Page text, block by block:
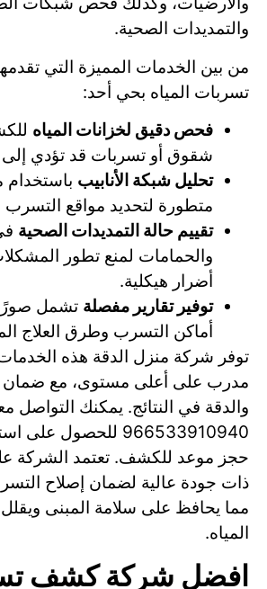
والتمديدات الصحية.
من بين الخدمات المميزة التي
تسربات المياه بحي أحد:
فحص دقيق لخزانات المياه
شقوق أو تسربات قد تؤدي إلى
تحليل شبكة الأنابيب
متطورة لتحديد مواقع التسرب
تقييم حالة التمديدات الصحية
والحمامات لمنع تطور
أضرار هيكلية.
توفير تقارير مفصلة تشمل
أماكن التسرب وطرق العلاج
توفر شركة منزل الدقة هذه
مدرب على أعلى مستوى، مع ضمان
والدقة في النتائج. يمكنك التواصل
966533910940 للحصول
حجز موعد للكشف. تعتمد الشركة
ذات جودة عالية لضمان إصلاح
مما يحافظ على سلامة المبنى ويقلل
المياه.
افضل شركة كشف